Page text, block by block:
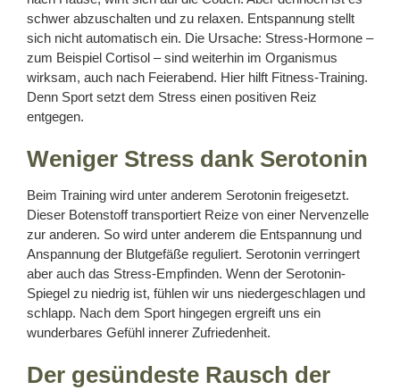
schwer abzuschalten und zu relaxen. Entspannung stellt
sich nicht automatisch ein. Die Ursache: Stress-Hormone –
zum Beispiel Cortisol – sind weiterhin im Organismus
wirksam, auch nach Feierabend. Hier hilft Fitness-Training.
Denn Sport setzt dem Stress einen positiven Reiz
entgegen.
Weniger Stress dank Serotonin
Beim Training wird unter anderem Serotonin freigesetzt.
Dieser Botenstoff transportiert Reize von einer Nervenzelle
zur anderen. So wird unter anderem die Entspannung und
Anspannung der Blutgefäße reguliert. Serotonin verringert
aber auch das Stress-Empfinden. Wenn der Serotonin-
Spiegel zu niedrig ist, fühlen wir uns niedergeschlagen und
schlapp. Nach dem Sport hingegen ergreift uns ein
wunderbares Gefühl innerer Zufriedenheit.
Der gesündeste Rausch der